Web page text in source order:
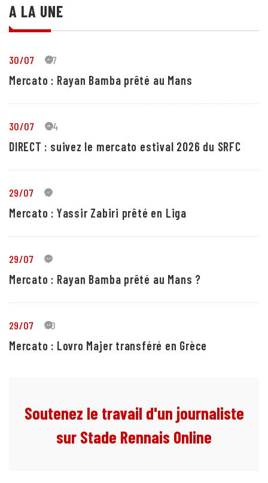
A LA UNE
30/07 37
Mercato : Rayan Bamba prêté au Mans
30/07 24
DIRECT : suivez le mercato estival 2026 du SRFC
29/07 5
Mercato : Yassir Zabiri prêté en Liga
29/07 1
Mercato : Rayan Bamba prêté au Mans ?
29/07 10
Mercato : Lovro Majer transféré en Grèce
Soutenez le travail d'un journaliste
sur Stade Rennais Online